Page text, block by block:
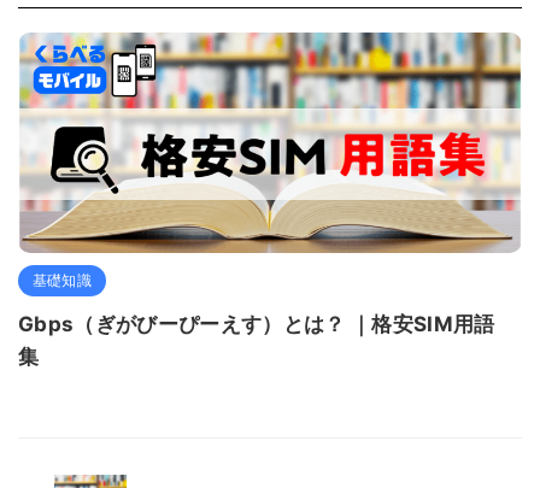
基礎知識
Gbps（ぎがびーぴーえす）とは？ ｜格安SIM用語
集